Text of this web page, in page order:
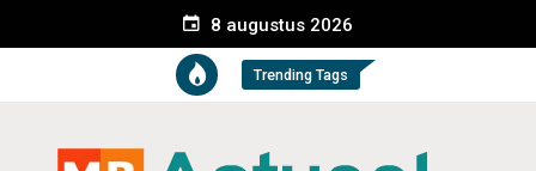
8 augustus 2026
Trending Tags